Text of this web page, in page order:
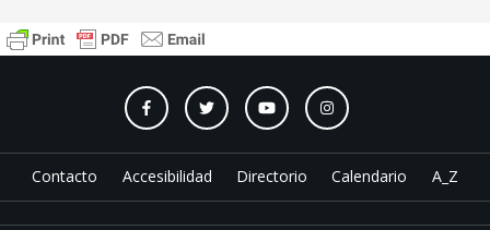
Contacto Accesibilidad Directorio Calendario A_Z